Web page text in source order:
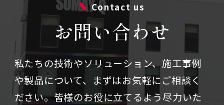
Contact us
お問い合わせ
私たちの技術やソリューション、施⼯事例
や製品について、まずはお気軽にご相談く
ださい。皆様のお役に立てるよう尽力いた